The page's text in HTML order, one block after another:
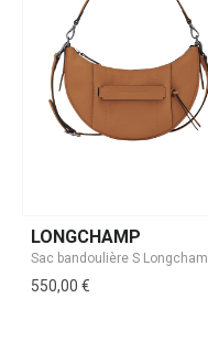
LONGCHAMP
550,00 €